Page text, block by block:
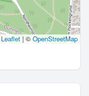
|© OpenStreetMap